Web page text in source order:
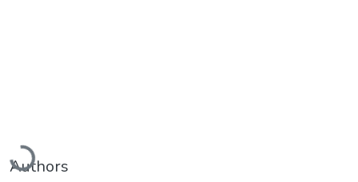
Loading...
Authors